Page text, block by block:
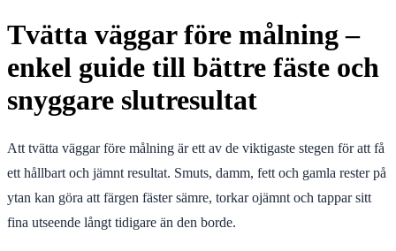
Tvätta väggar före målning –
enkel guide till bättre fäste och
snyggare slutresultat
Att tvätta väggar före målning är ett av de viktigaste stegen för att få
ett hållbart och jämnt resultat. Smuts, damm, fett och gamla rester på
ytan kan göra att färgen fäster sämre, torkar ojämnt och tappar sitt
fina utseende långt tidigare än den borde.